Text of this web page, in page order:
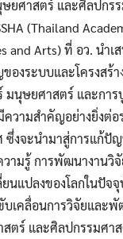
ยศาสตร์ และศิลปกร
(Thailand
and Arts) ที่ อว. นำเ
องระบบและโครงสร้
มนุษยศาสตร์ และการ
วามสำคัญอย่างยิ่งต่อ
ซึ่งจะนำมาสู่การแก้ปั
ามรู้ การพัฒนางานวิ
นแปลงของโลกในปัจ
บเคลื่อนการวิจัยและ
ตร์ และศิลปกรรมศา